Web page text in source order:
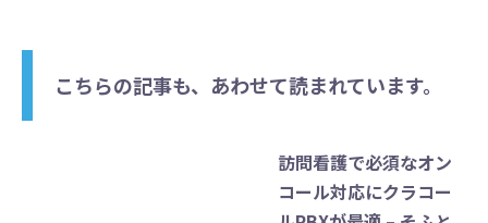
こちらの記事も、あわせて読まれています。
訪問看護で必須なオン
コール対応にクラコー